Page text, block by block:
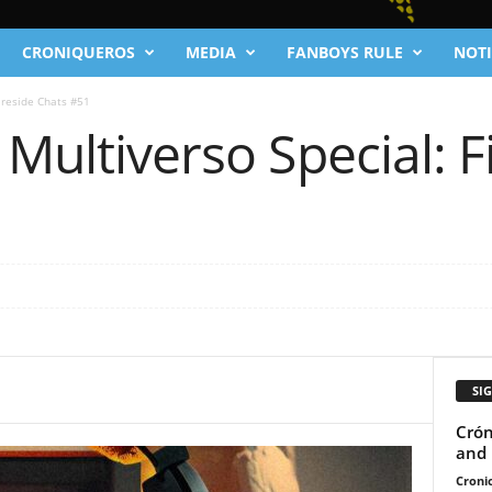
CRONIQUEROS MEDIA FANBOYS RULE
Chats #51
Special:
and